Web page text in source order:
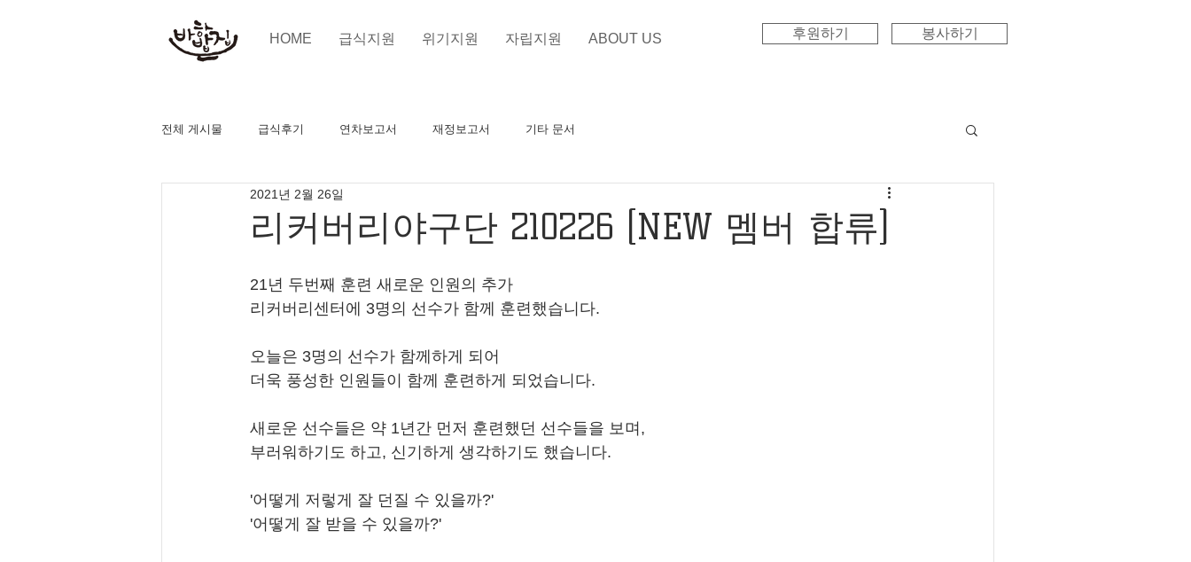
HOME 급식지원 위기지원 자립지원 ABOUT US 후원하기 봉사하기
전체 게시물 급식후기 연차보고서 재정보고서 기타 문서
리커버리야구단 210226 [NEW 멤버 합류]
2021년 2월 26일
21년 두번째 훈련 새로운 인원의 추가
리커버리센터에 3명의 선수가 함께 훈련했습니다.
오늘은 3명의 선수가 함께하게 되어
더욱 풍성한 인원들이 함께 훈련하게 되었습니다.
새로운 선수들은 약 1년간 먼저 훈련했던 선수들을 보며,
부러워하기도 하고, 신기하게 생각하기도 했습니다.
'어떻게 저렇게 잘 던질 수 있을까?'
'어떻게 잘 받을 수 있을까?'